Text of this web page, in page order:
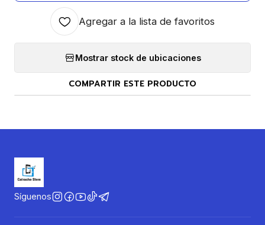
Agregar a la lista de favoritos
Mostrar stock de ubicaciones
COMPARTIR ESTE PRODUCTO
Síguenos